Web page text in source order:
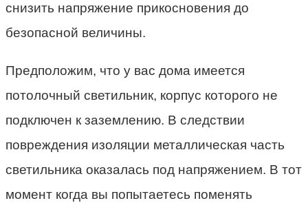
снизить напряжение прикосновения до
безопасной величины.
Предположим, что у вас дома имеется
потолочный светильник, корпус которого не
подключен к заземлению. В следствии
повреждения изоляции металлическая часть
светильника оказалась под напряжением. В тот
момент когда вы попытаетесь поменять